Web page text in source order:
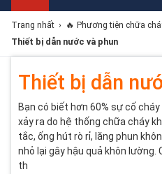
Trang nhất › 🔥 Phương tiện chữa
Thiết bị dẫn nước và phun
Thiết bị dẫn
Bạn có biết hơn 60% sự cố
xảy ra do hệ thống chữa cháy
tắc, ống hút rò rỉ, lăng phun
nhỏ lại gây hậu quả khôn
th